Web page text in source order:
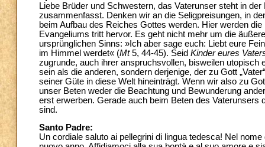
Liebe Brüder und Schwestern, das Vaterunser steht in
zusammenfasst. Denken wir an die Seligpreisungen, in
beim Aufbau des Reiches Gottes werden. Hier werden
Evangeliums tritt hervor. Es geht nicht mehr um die
ursprünglichen Sinns: »Ich aber sage euch: Liebt eure
im Himmel werdet« (Mt5, 44-45). Seid Kinder eures
zugrunde, auch ihrer anspruchsvollen, bisweilen
sein als die anderen, sondern derjenige, der zu Gott
seiner Güte in diese Welt hineinträgt. Wenn wir also zu
unser Beten weder die Beachtung und Bewunderung
erst erwerben. Gerade auch beim Beten des
sind.
Santo Padre:
Un cordiale saluto ai pellegrini di lingua tedesca! Nel